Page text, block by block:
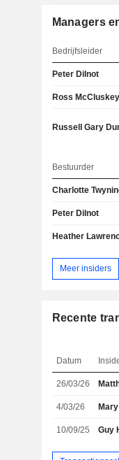
Managers
Bedrijfsleider
Peter Dilnot
Ross McCluskey
Russell Gary
Bestuurder
Charlotte
Peter Dilnot
Heather
Meer insiders
Recente
Datum
26/03/26
4/03/26
10/09/25 Guy